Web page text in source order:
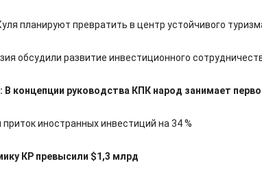
планируют превратить в центр устойчивого
обсудили развитие инвестиционного
В концепции руководства КПК народ занимает
иностранных инвестиций на 34 %
КР превысили $1,3 млрд